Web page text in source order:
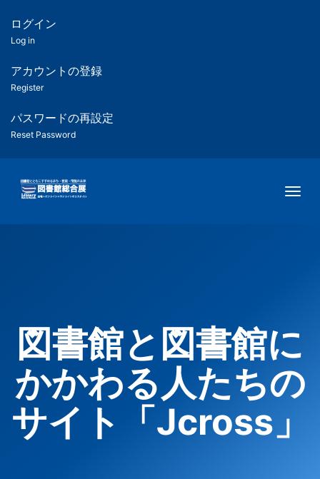
ツ
匿
名
ユ
ー
ー
用
メ
ログイン
Log in
アカウントの登録
Register
パスワードの再設定
Reset Password
図書館と図書館に
かかわる人たちの
サイト「Jcross」